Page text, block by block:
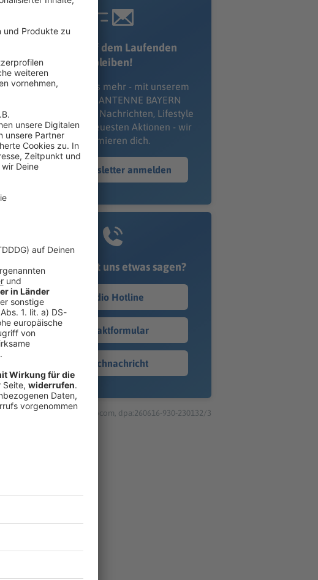
Immer auf dem Laufenden
bleiben!
Verpass' nichts mehr - mit unserem
kostenlosen ANTENNE BAYERN
Newsletter. Ob Nachrichten, Lifestyle
oder unsere neuesten Aktionen - wir
informieren dich.
Zum Newsletter anmelden
Du möchtest uns etwas sagen?
Studio Hotline
Kontaktformular
Sprachnachricht
© dpa-infocom, dpa:260616-930-230132/3